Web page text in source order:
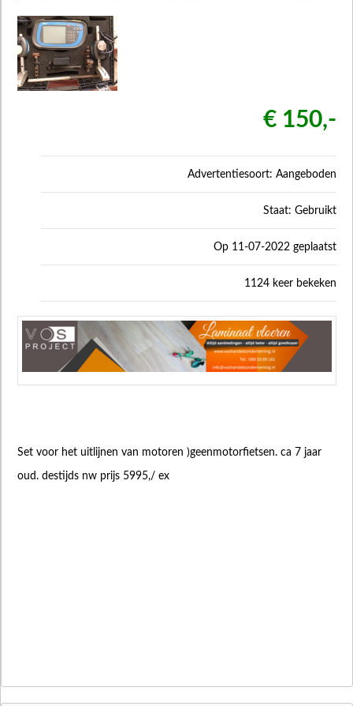
€ 150,-
Advertentiesoort: Aangeboden
Staat: Gebruikt
Op 11-07-2022 geplaatst
1124 keer bekeken
Set voor het uitlijnen van motoren )geenmotorfietsen. ca 7 jaar
oud. destijds nw prijs 5995,/ ex